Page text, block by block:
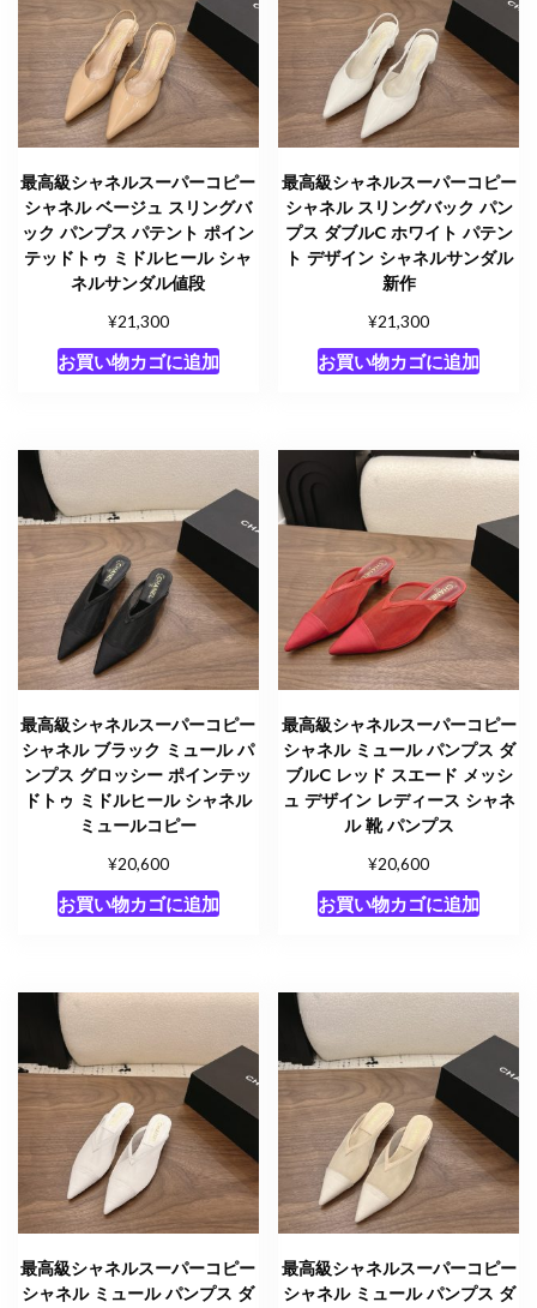
最高級シャネルスーパーコピー
シャネル ベージュ スリングバ
ック パンプス パテント ポイン
テッドトゥ ミドルヒール シャ
ネルサンダル値段
¥21,300
お買い物カゴに追加
最高級シャネルスーパーコピー
シャネル スリングバック パン
プス ダブルC ホワイト パテン
ト デザイン シャネルサンダル
新作
¥21,300
お買い物カゴに追加
最高級シャネルスーパーコピー
シャネル ブラック ミュール パ
ンプス グロッシー ポインテッ
ドトゥ ミドルヒール シャネル
ミュールコピー
¥20,600
お買い物カゴに追加
最高級シャネルスーパーコピー
シャネル ミュール パンプス ダ
ブルC レッド スエード メッシ
ュ デザイン レディース シャネ
ル 靴 パンプス
¥20,600
お買い物カゴに追加
最高級シャネルスーパーコピー
シャネル ミュール パンプス ダ
最高級シャネルスーパーコピー
シャネル ミュール パンプス ダ